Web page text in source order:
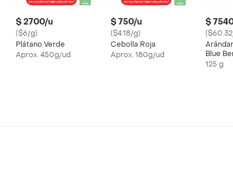
$ 2700/u
($6/g)
Plátano Verde
Aprox. 450g/ud
$ 750/u
($4.18/g)
Cebolla Roja
Aprox. 180g/ud
$
Blue
125 g